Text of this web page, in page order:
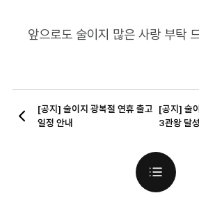
앞으로도 술이지 많은 사랑 부탁
[공지] 술이지 광복절 연휴 출고
일정 안내
[공지] 술
3관왕 달